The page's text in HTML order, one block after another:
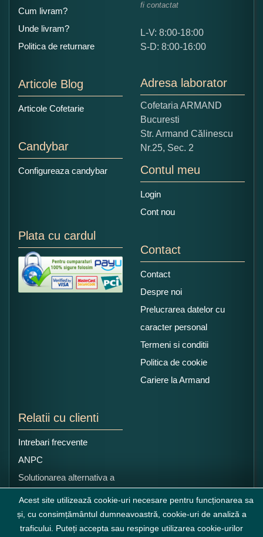
Ce nota acordati acestui produs?
5
Copiati alaturi numarul din imagine:
Cum livram?
Unde livram?
Politica de returnare
Articole Blog
Articole Cofetarie
Candybar
Configureaza candybar
fi contactat
L-V: 8:00-18:00
S-D: 8:00-16:00
Adresa laborator
Cofetaria ARMAND
Bucuresti
Str. Armand Călinescu
Nr.25, Sec. 2
Contul meu
Login
Cont nou
Plata cu cardul
Contact
Contact
Despre noi
Prelucrarea datelor cu
caracter personal
Termeni si conditii
Politica de cookie
Cariere la Armand
Relatii cu clienti
Intrebari frecvente
ANPC
Solutionarea alternativa a
litigiilor
Acest site utilizează cookie-uri necesare pentru funcționarea sa
și, cu consimțământul dumneavoastră, cookie-uri de analiză a
traficului. Puteți accepta sau respinge utilizarea cookie-urilor